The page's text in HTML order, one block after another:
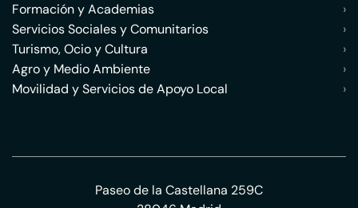
Formación y Academias
›
Servicios Sociales y Comunitarios
›
Turismo, Ocio y Cultura
›
Agro y Medio Ambiente
›
Movilidad y Servicios de Apoyo Local
›
Paseo de la Castellana 259C